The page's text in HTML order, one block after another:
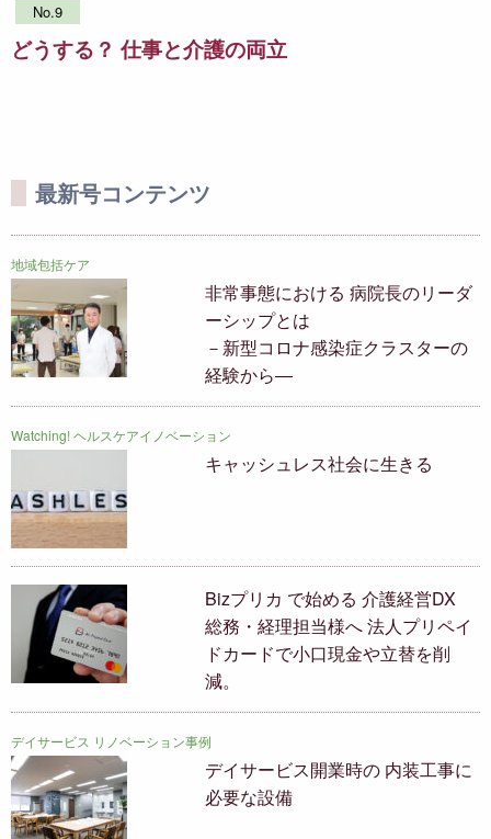
No.9
どうする？ 仕事と介護の両立
最新号コンテンツ
地域包括ケア
非常事態における 病院長のリーダ
ーシップとは
－新型コロナ感染症クラスターの
経験から―
Watching! ヘルスケアイノベーション
キャッシュレス社会に生きる
Bizプリカ で始める 介護経営DX
総務・経理担当様へ 法人プリペイ
ドカードで小口現金や立替を削
減。
デイサービス リノベーション事例
デイサービス開業時の 内装工事に
必要な設備